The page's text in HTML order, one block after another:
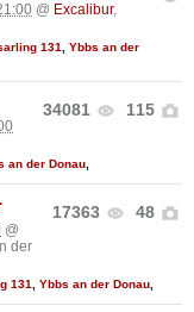
@ Excalibur,
131
Ybbs an der
34081 115
an der Donau,
17363 48
@
der
131 Ybbs an der Donau